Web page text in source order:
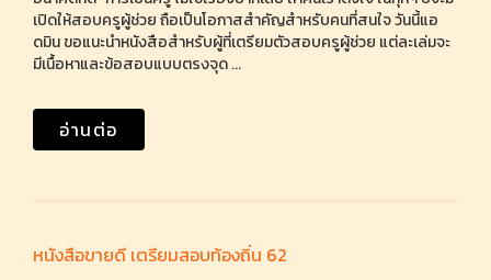
เปิดให้สอบครูผู้ช่วย ถือเป็นโอกาสสำคัญสำหรับคนที่สนใจ วันนี้แอ
ดมิน ขอแนะนำหนังสือสำหรับผู้ที่เตรียมตัวสอบครูผู้ช่วย แต่ละเล่มจะ
มีเนื้อหาและข้อสอบแบบตรงจุด ...
อ่านต่อ
หนังสือขายดี เตรียมสอบท้องถิ่น 62